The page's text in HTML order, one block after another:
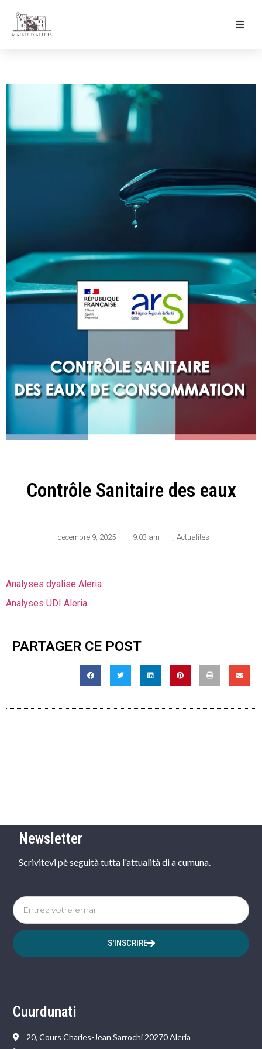
Culture & Loisirs
Contrôle Sanitaire des eaux
décembre 9, 2025 , 9:03 am , Actualités
Analyses dyalise Aleria
Analyses UDI Aleria
PARTAGER CE POST
Newsletter
Scrivitevi pè seguità tutta l'attualità di a cumuna.
S'INSCRIRE
Cuurdunati
20, Cours Charles-Jean Sarrochi 20270 Aleria